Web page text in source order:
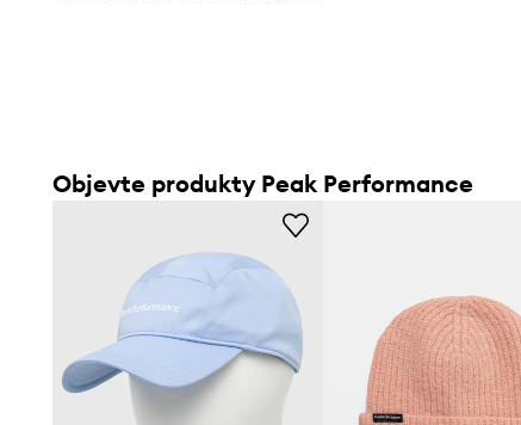
Objevte produkty Peak Performance